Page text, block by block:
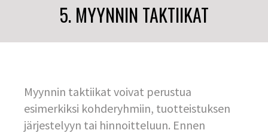
5. MYYNNIN TAKTIIKAT
Myynnin taktiikat voivat perustua
esimerkiksi kohderyhmiin, tuotteistuksen
järjestelyyn tai hinnoitteluun. Ennen